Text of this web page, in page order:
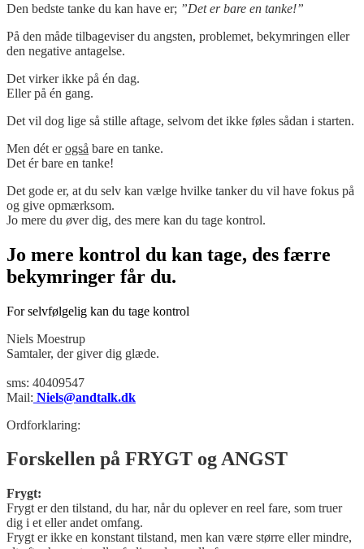
Den bedste tanke du kan have er; ”Det er bare en tanke!”
På den måde tilbageviser du angsten, problemet, bekymringen eller
den negative antagelse.
Det virker ikke på én dag.
Eller på én gang.
Det vil dog lige så stille aftage, selvom det ikke føles sådan i starten.
Men dét erogså bare en tanke.
Det ér bare en tanke!
Det gode er, at du selv kan vælge hvilke tanker du vil have fokus på
og give opmærksom.
Jo mere du øver dig, des mere kan du tage kontrol.
Jo mere kontrol du kan tage, des færre
bekymringer får du.
For selvfølgelig kan du tage kontrol
Niels Moestrup
Samtaler, der giver dig glæde.
sms: 40409547
Mail: Niels@andtalk.dk
Ordforklaring:
Forskellen på FRYGT og ANGST
Frygt:
Frygt er den tilstand, du har, når du oplever en reel fare, som truer
dig i et eller andet omfang.
Frygt er ikke en konstant tilstand, men kan være større eller mindre,